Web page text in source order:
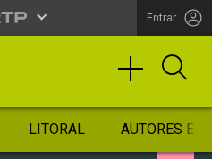
Entrar
LITORAL AUTORES